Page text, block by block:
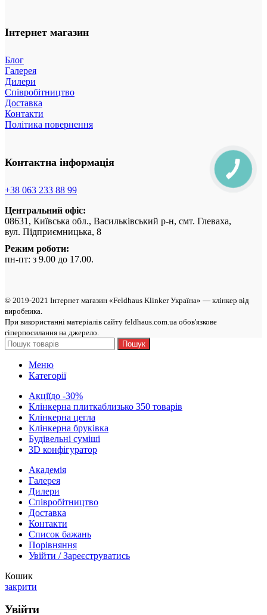
Інтернет магазин
Блог
Галерея
Дилери
Співробітництво
Доставка
Контакти
Політика повернення
Контактна інформація
+38 063 233 88 99
Центральний офіс:
08631, Київська обл., Васильківський р-н, смт. Глеваха,
вул. Підприємницька, 8
Режим роботи:
пн-пт: з 9.00 до 17.00.
© 2019-2021 Інтернет магазин «Feldhaus Klinker Україна» — клінкер від
виробникa.
При використанні матеріалів сайту feldhaus.com.ua обов'язкове
гіперпосилання на джерело.
Пошук
Меню
Категорії
Акціїдо -30%
Клінкерна плиткаблизько 350 товарів
Клінкерна цегла
Клінкерна бруківка
Будівельні суміші
3D конфігуратор
Академія
Галерея
Дилери
Cпівробітництво
Доставка
Контакти
Список бажань
Порівняння
Увійти / Зареєструватись
Кошик
закрити
Увійти